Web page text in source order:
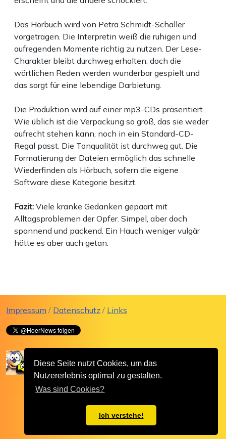
Diese Seite nutzt Cookies, um das
Nutzererlebnis optimal zu gestalten.
Was sind Cookies?
Ich verstehe!
Das Hörbuch wird von Petra Schmidt-Schaller
vorgetragen. Die Interpretin weiß die ruhigen und
aufregenden Momente richtig zu nutzen. Der Lese-
Charakter bleibt durchweg erhalten, doch die
wörtlichen Reden werden wunderbar gespielt und
das sorgt für eine lebendige Darbietung.
Die Produktion wird auf einer mp3-CDs präsentiert.
Wie üblich ist die Verpackung so groß, das sie weder
aufrecht stehen kann, noch in ein Standard-CD-
Regal passt. Die Tonqualität ist durchweg gut. Die
Formatierung der Dateien ermöglich das schnelle
Wiederfinden als Hörbuch, sofern die eigene
Software diese Kategorie besitzt.
Fazit: Viele kranke Gedanken gepaart mit
Alltagsproblemen der Opfer. Simpel, aber doch
spannend und packend. Ein Hauch weniger vulgär
hätte es aber auch getan.
Impressum / Datenschutz / Links